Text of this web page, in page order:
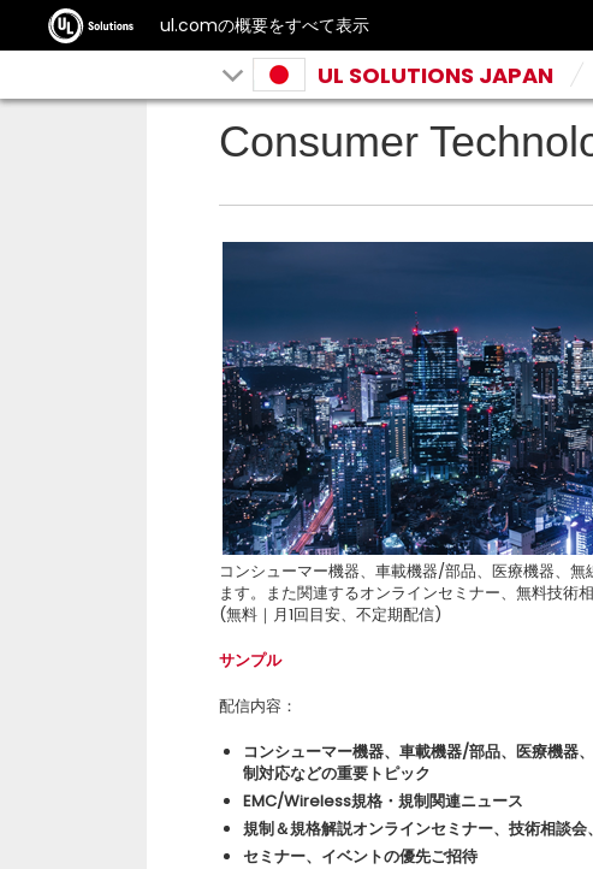
ul.comの概要をすべて表示
UL SOLUTIONS JAPAN
Consumer
コンシューマー機器、車載機器/部品、医療機器、
ます。また関連するオンラインセミナー、無料技術
(無料｜月1回目安、不定期配信)
サンプル
配信内容：
コンシューマー機器、車載機器/部品、医療機器
制対応などの重要トピック
EMC/Wireless規格・規制関連ニュース
規制＆規格解説オンラインセミナー、技術相談
セミナー、イベントの優先ご招待